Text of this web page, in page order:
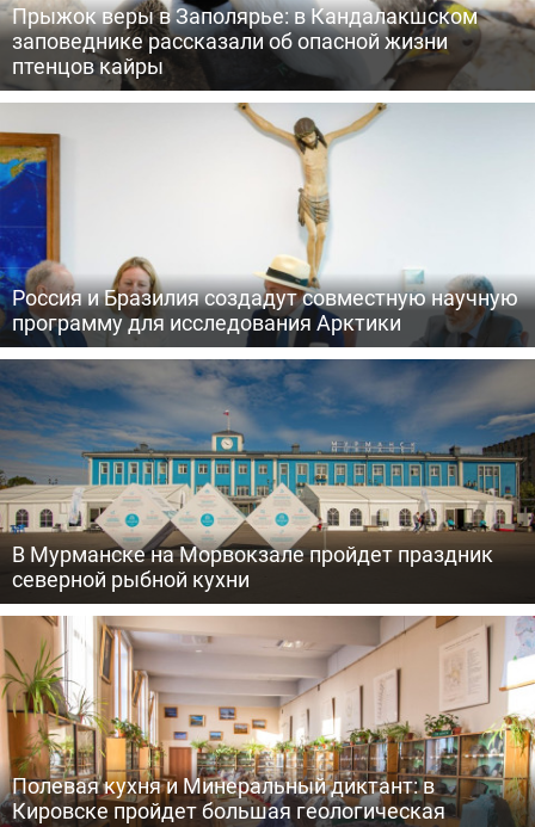
Прыжок веры в Заполярье: в Кандалакшском
заповеднике рассказали об опасной жизни
птенцов кайры
Россия и Бразилия создадут совместную научную
программу для исследования Арктики
В Мурманске на Морвокзале пройдет праздник
северной рыбной кухни
Полевая кухня и Минеральный диктант: в
Кировске пройдет большая геологическая